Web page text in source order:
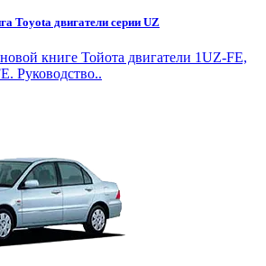
Toyota двигатели серии UZ
книге Тойота двигатели 1UZ-FE,
Руководство..